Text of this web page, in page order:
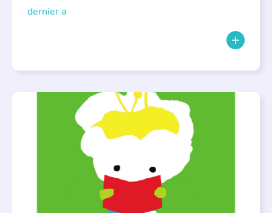
dernier a
BIBLIOTHÈQUES ÉVÉNEMENTS , LECTURE INDIVIDUALISÉE
LITTÉRATURE JEUNESSE